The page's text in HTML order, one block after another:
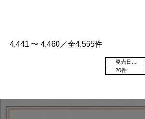
4,441 〜 4,460／全4,565件
20件